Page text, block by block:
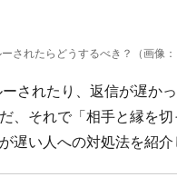
されたらどうするべき？（画像：
ーされたり、返信が遅か
、それで「相手と縁を
遅い人への対処法を紹介